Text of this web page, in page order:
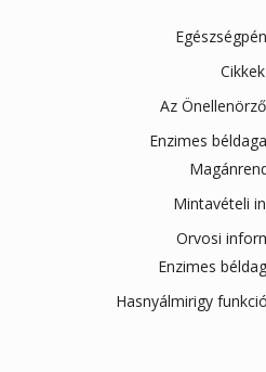
Cikkek
Az
Enzimes
Mintavételi
Orvosi
Enzimes
Hasnyálmirigy